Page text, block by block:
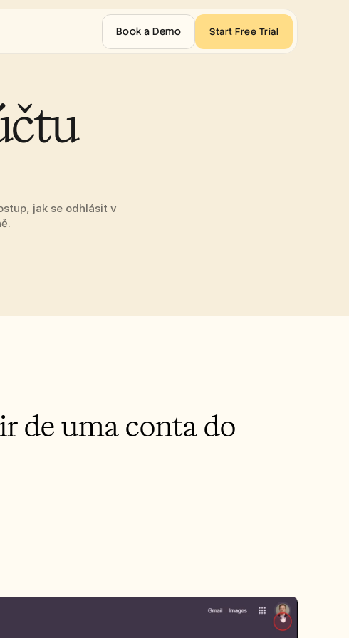
jak se odhlásit v
de uma conta do
Book a Demo Start Free Trial